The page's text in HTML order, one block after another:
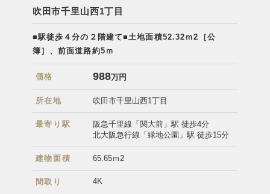
吹田市千里山西1丁目
■駅徒歩４分の２階建て■土地面積52.32ｍ2［公
簿］、前面道路約5ｍ
価格 988万円
所在地 吹田市千里山西1丁目
最寄り駅
阪急千里線「関大前」駅 徒歩4分
北大阪急行線「緑地公園」駅 徒歩15分
建物面積 65.65ｍ2
間取り 4K